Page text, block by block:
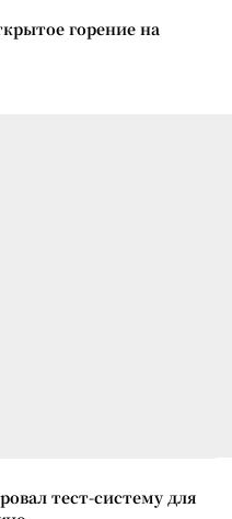
горение на
тест-систему для